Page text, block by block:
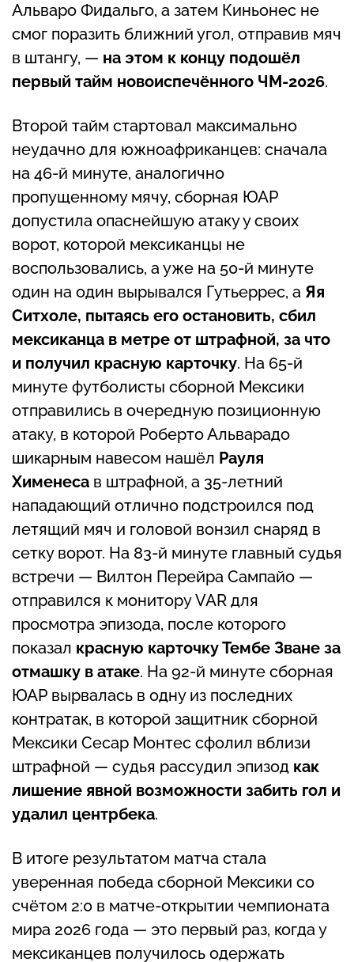
Альваро Фидальго, а затем Киньонес не
смог поразить ближний угол, отправив мяч
в штангу, — на этом к концу подошёл
первый тайм новоиспечённого ЧМ-2026.
Второй тайм стартовал максимально
неудачно для южноафриканцев: сначала
на 46-й минуте, аналогично
пропущенному мячу, сборная ЮАР
допустила опаснейшую атаку у своих
ворот, которой мексиканцы не
воспользовались, а уже на 50-й минуте
один на один вырывался Гутьеррес, а Яя
Ситхоле, пытаясь его остановить, сбил
мексиканца в метре от штрафной, за что
и получил красную карточку. На 65-й
минуте футболисты сборной Мексики
отправились в очередную позиционную
атаку, в которой Роберто Альварадо
шикарным навесом нашёл Рауля
Хименеса в штрафной, а 35-летний
нападающий отлично подстроился под
летящий мяч и головой вонзил снаряд в
сетку ворот. На 83-й минуте главный судья
встречи — Вилтон Перейра Сампайо —
отправился к монитору VAR для
просмотра эпизода, после которого
показал красную карточку Тембе Зване за
отмашку в атаке. На 92-й минуте сборная
ЮАР вырвалась в одну из последних
контратак, в которой защитник сборной
Мексики Сесар Монтес сфолил вблизи
штрафной — судья рассудил эпизод как
лишение явной возможности забить гол и
удалил центрбека.
В итоге результатом матча стала
уверенная победа сборной Мексики со
счётом 2:0 в матче-открытии чемпионата
мира 2026 года — это первый раз, когда у
мексиканцев получилось одержать